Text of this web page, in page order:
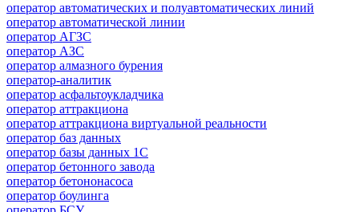
оператор автоматических и полуавтоматических линий
оператор автоматической линии
оператор АГЗС
оператор АЗС
оператор алмазного бурения
оператор-аналитик
оператор асфальтоукладчика
оператор аттракциона
оператор аттракциона виртуальной реальности
оператор баз данных
оператор базы данных 1С
оператор бетонного завода
оператор бетононасоса
оператор боулинга